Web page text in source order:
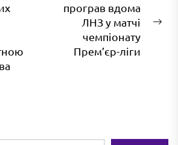
програв вдома
ЛНЗ у матчі
чемпіонату
Прем’єр-ліги